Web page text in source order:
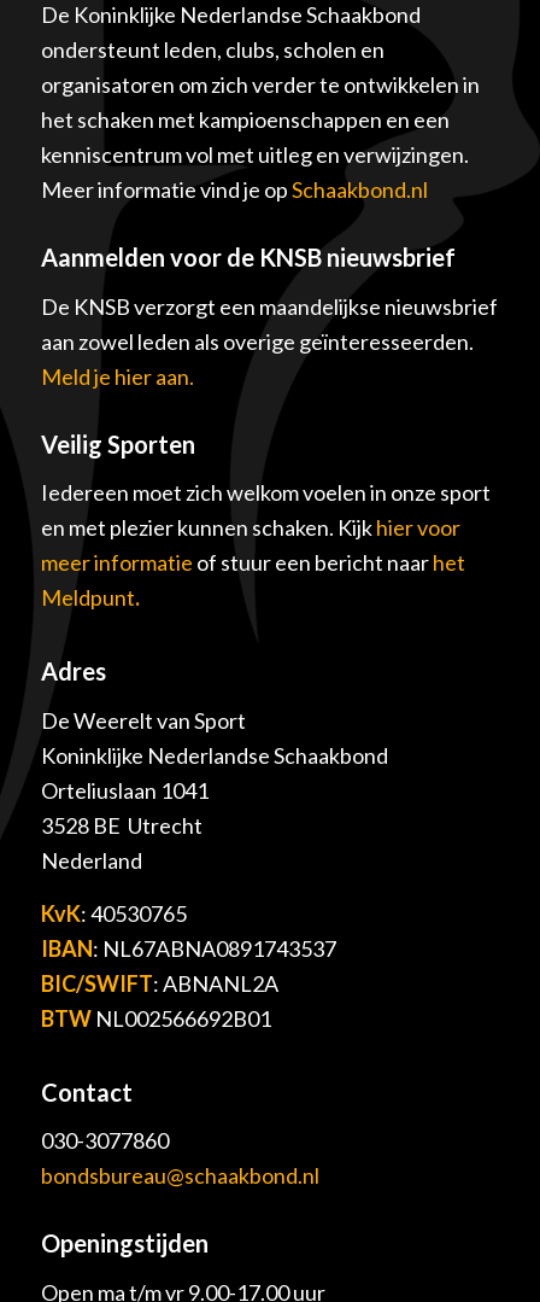
De Koninklijke Nederlandse Schaakbond
ondersteunt leden, clubs, scholen en
organisatoren om zich verder te ontwikkelen in
het schaken met kampioenschappen en een
kenniscentrum vol met uitleg en verwijzingen.
Meer informatie vind je opSchaakbond.nl
Aanmelden voor de KNSB nieuwsbrief
De KNSB verzorgt een maandelijkse nieuwsbrief
aan zowel leden als overige geïnteresseerden.
Meld je hier aan.
Veilig Sporten
Iedereen moet zich welkom voelen in onze sport
en met plezier kunnen schaken. Kijkhier voor
meer informatie of stuur een bericht naarhet
Meldpunt.
Adres
De Weerelt van Sport
Koninklijke Nederlandse Schaakbond
Orteliuslaan 1041
3528 BE Utrecht
Nederland
KvK: 40530765
IBAN: NL67ABNA0891743537
BIC/SWIFT: ABNANL2A
BTWNL002566692B01
Contact
030-3077860
bondsbureau@schaakbond.nl
Openingstijden
Open ma t/m vr 9.00-17.00 uur